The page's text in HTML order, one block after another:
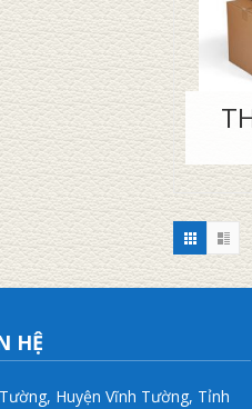
HỆ
Huyện Vĩnh Tường, Tỉnh